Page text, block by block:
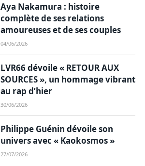
Aya Nakamura : histoire
complète de ses relations
amoureuses et de ses couples
04/06/2026
LVR66 dévoile « RETOUR AUX
SOURCES », un hommage vibrant
au rap d’hier
30/06/2026
Philippe Guénin dévoile son
univers avec « Kaokosmos »
27/07/2026